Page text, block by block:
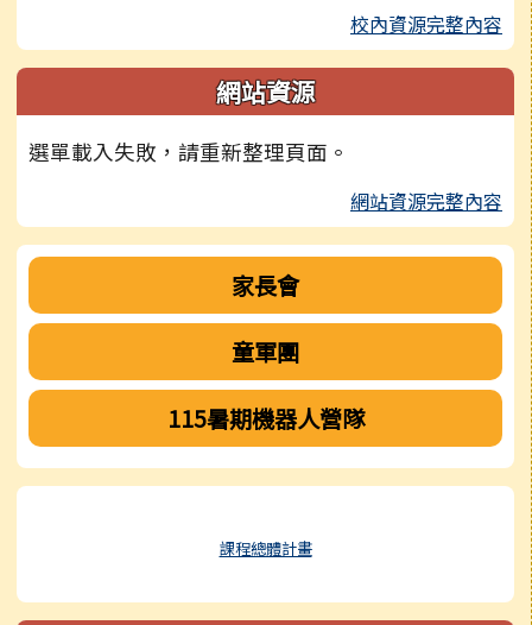
校內資源完整內容
網站資源
選單載入失敗，請重新整理頁面。
網站資源完整內容
家長會
童軍團
115暑期機器人營隊
課程總體計畫